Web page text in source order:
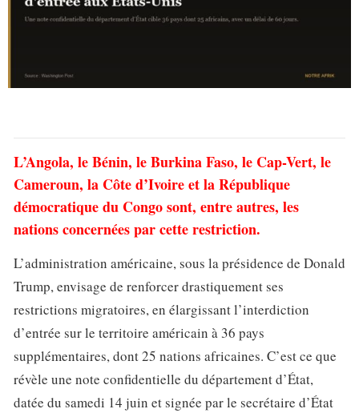
L’Angola, le Bénin, le Burkina Faso, le Cap-Vert, le
Cameroun, la Côte d’Ivoire et la République
démocratique du Congo sont, entre autres, les
nations concernées par cette restriction.
L’administration américaine, sous la présidence de Donald
Trump, envisage de renforcer drastiquement ses
restrictions migratoires, en élargissant l’interdiction
d’entrée sur le territoire américain à 36 pays
supplémentaires, dont 25 nations africaines. C’est ce que
révèle une note confidentielle du département d’État,
datée du samedi 14 juin et signée par le secrétaire d’État